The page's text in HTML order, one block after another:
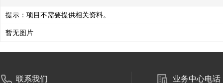
提示：项目不需要提供相关资料。
暂无图片
联系我们 业务中心电话